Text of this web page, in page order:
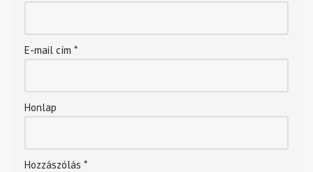
E-mail cím *
Honlap
Hozzászólás *